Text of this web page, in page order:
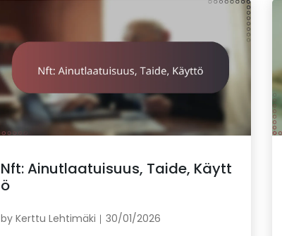
Nft: Ainutlaatuisuus, Taide, Käytt
ö
by Kerttu Lehtimäki
30/01/2026